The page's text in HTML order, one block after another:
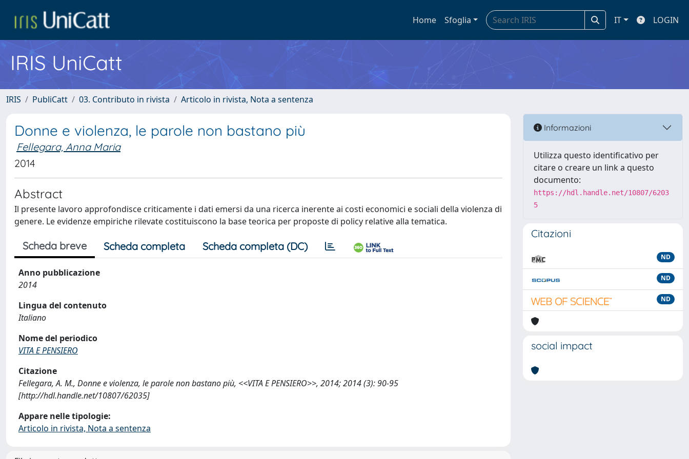
Home Sfoglia IT LOGIN
IRIS UniCatt
IRIS PubliCatt 03. Contributo in rivista Articolo in rivista, Nota a sentenza
Donne e violenza, le parole non bastano più
Fellegara, Anna Maria
2014
Abstract
Il presente lavoro approfondisce criticamente i dati emersi da una ricerca inerente ai costi economici e sociali della violenza di
genere. Le evidenze empiriche rilevate costituiscono la base teorica per proposte di policy relative alla tematica.
Scheda breve Scheda completa Scheda completa (DC)
Anno pubblicazione
2014
Lingua del contenuto
Italiano
Nome del periodico
VITA E PENSIERO
Citazione
Fellegara, A. M., Donne e violenza, le parole non bastano più, <<VITA E PENSIERO>>, 2014; 2014 (3): 90-95
[http://hdl.handle.net/10807/62035]
Appare nelle tipologie:
Articolo in rivista, Nota a sentenza
Informazioni
Utilizza questo identificativo per
citare o creare un link a questo
documento:
https://hdl.handle.net/10807/6203
5
Citazioni
ND
ND
ND
social impact